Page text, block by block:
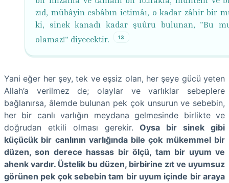
zıd, mübâyin esbâbın ictimâı, o kadar zâhir bir
ki, sinek kanadı kadar şuûru bulunan, "Bu
olamaz!" diyecektir.
13
Yani eğer her şey, tek ve eşsiz olan, her şeye gücü yeten
Allah’a verilmez de; olaylar ve varlıklar sebeplere
bağlanırsa, âlemde bulunan pek çok unsurun ve sebebin,
her bir canlı varlığın meydana gelmesinde birlikte ve
doğrudan etkili olması gerekir.Oysa bir sinek gibi
küçücük bir canlının varlığında bile çok mükemmel bir
düzen, son derece hassas bir ölçü, tam bir uyum ve
ahenk vardır. Üstelik bu düzen, birbirine zıt ve uyumsuz
görünen pek çok sebebin tam bir uyum içinde bir araya